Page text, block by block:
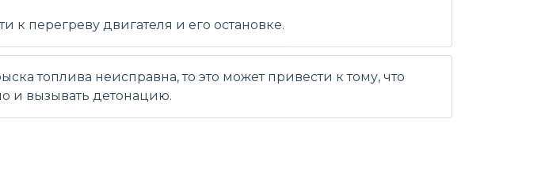
к перегреву двигателя и его остановке.
топлива неисправна, то это может привести к тому, что
и вызывать детонацию.